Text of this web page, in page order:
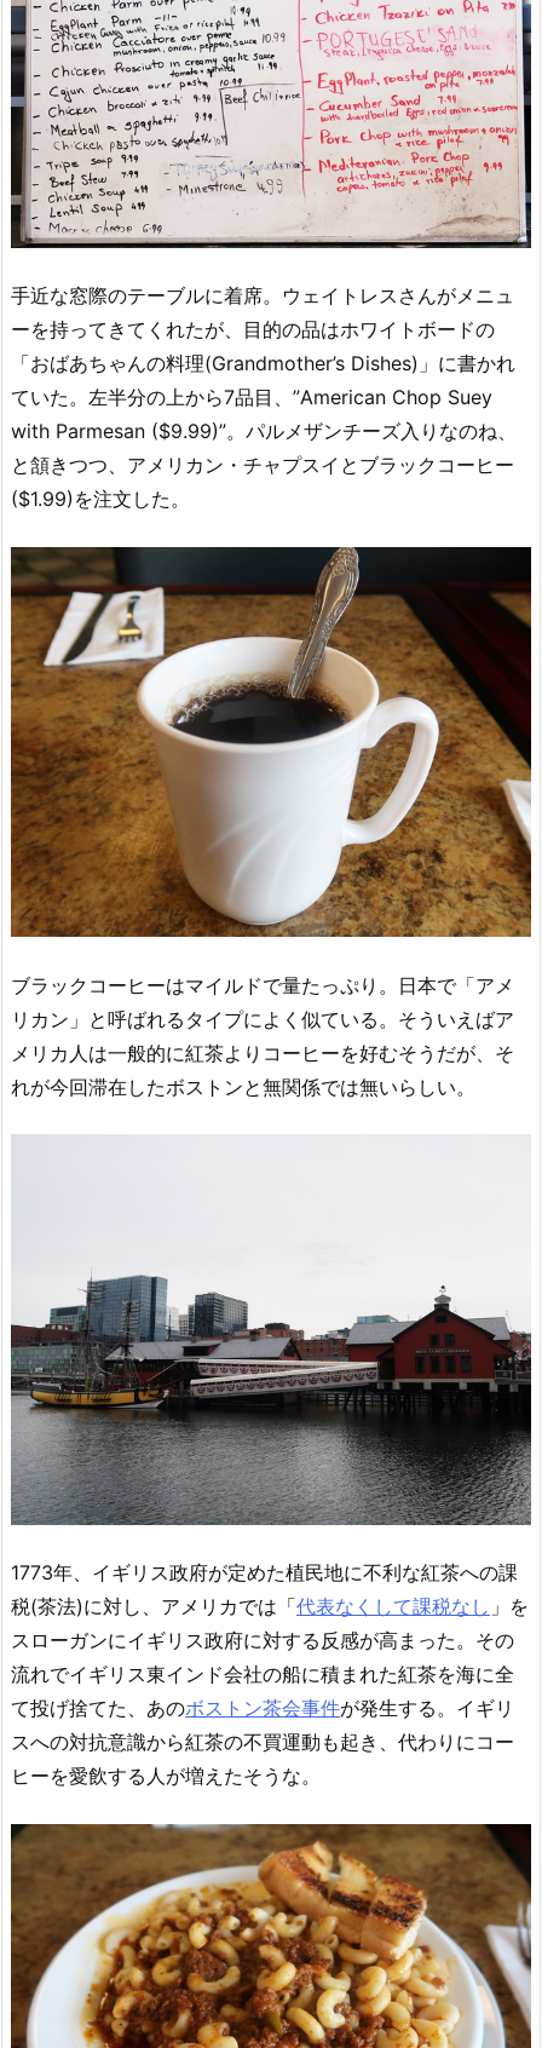
手近な窓際のテーブルに着席。ウェイトレスさんがメニュ
ーを持ってきてくれたが、目的の品はホワイトボードの
「おばあちゃんの料理(Grandmother’s Dishes)」に書かれ
ていた。左半分の上から7品目、”American Chop Suey
with Parmesan ($9.99)”。パルメザンチーズ入りなのね、
と頷きつつ、アメリカン・チャプスイとブラックコーヒー
($1.99)を注文した。
ブラックコーヒーはマイルドで量たっぷり。日本で「アメ
リカン」と呼ばれるタイプによく似ている。そういえばア
メリカ人は一般的に紅茶よりコーヒーを好むそうだが、そ
れが今回滞在したボストンと無関係では無いらしい。
1773年、イギリス政府が定めた植民地に不利な紅茶への課
税(茶法)に対し、アメリカでは「代表なくして課税なし 」を
スローガンにイギリス政府に対する反感が高まった。その
流れでイギリス東インド会社の船に積まれた紅茶を海に全
て投げ捨てた、あのボストン茶会事件が発生する。イギリ
スへの対抗意識から紅茶の不買運動も起き、代わりにコー
ヒーを愛飲する人が増えたそうな。